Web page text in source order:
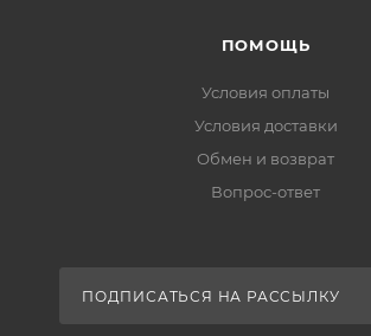
ПОМОЩЬ
Условия оплаты
Условия доставки
Обмен и возврат
Вопрос-ответ
ПОДПИСАТЬСЯ НА РАССЫЛКУ